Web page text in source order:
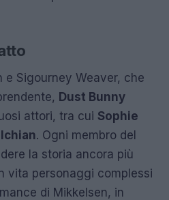
e Sigourney Weaver, che
Dust Bunny
attori, tra cui Sophie
. Ogni membro del
la storia ancora più
vita personaggi complessi
di Mikkelsen, in